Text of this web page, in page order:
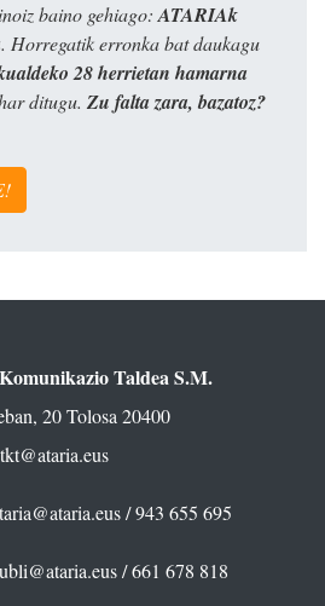
baino gehiago:ATARIAk
. Horregatik erronka bat daukagu
28 herrietan hamarna
ditugu. Zu falta zara, bazatoz?
Taldea S.M.
20 Tolosa 20400
tkt@ataria.eus
/ 943 655 695
/ 661 678 818